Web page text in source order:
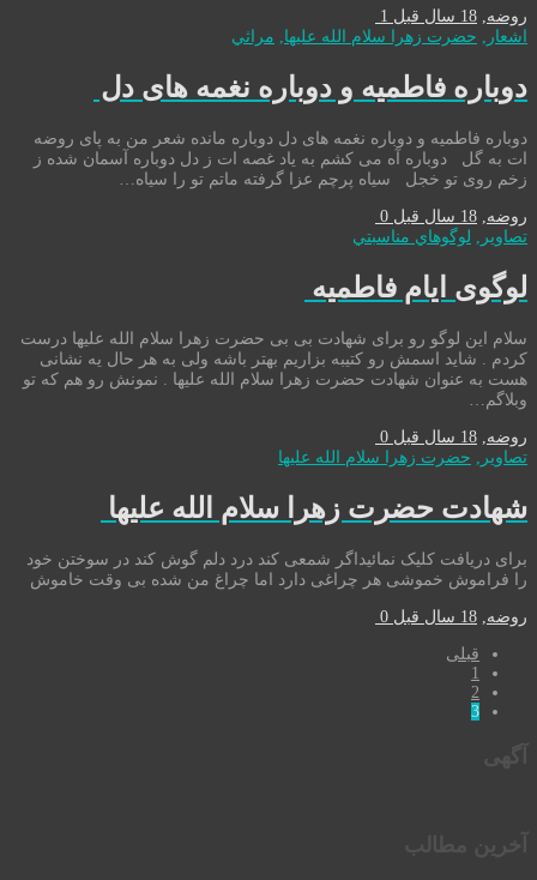
روضه, 18 سال قبل
1
اشعار , حضرت زهرا سلام الله علیها, مراثي
دوباره فاطمیه و دوباره نغمه های دل
دوباره فاطمیه و دوباره نغمه های دل دوباره مانده شعر من به پای روضه
ات به گل دوباره آه می کشم به یاد غصه ات ز دل دوباره آسمان شده ز
زخم روی تو خجل سیاه پرچم عزا گرفته ماتم تو را سیاه…
روضه, 18 سال قبل
0
تصاوير , لوگوهاي مناسبتي
لوگوی ایام فاطمیه
سلام این لوگو رو برای شهادت بی بی حضرت زهرا سلام الله علیها درست
کردم . شاید اسمش رو کتیبه بزاریم بهتر باشه ولی به هر حال یه نشانی
هست به عنوان شهادت حضرت زهرا سلام الله علیها . نمونش رو هم که تو
وبلاگم…
روضه, 18 سال قبل
0
تصاوير , حضرت زهرا سلام الله علیها
شهادت حضرت زهرا سلام الله علیها
برای دریافت کلیک نمائیداگر شمعی کند درد دلم گوش کند در سوختن خود
را فراموش خموشی هر چراغی دارد اما چراغ من شده بی وقت خاموش
روضه 18 سال قبل 0
قبلی
1
2
3